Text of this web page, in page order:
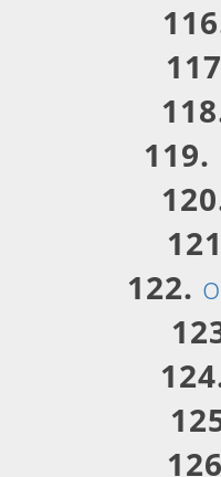
119.
122.